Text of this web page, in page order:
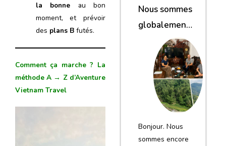
la bonne au bon
moment, et prévoir
des plans B futés.
Comment ça marche ? La
méthode A → Z d’Aventure
Vietnam Travel
Nous sommes
globalement
satisfaits du
voyage
Bonjour. Nous
sommes encore